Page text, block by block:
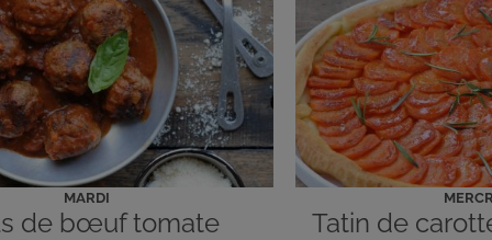
MARDI
de bœuf tomate Tatin de